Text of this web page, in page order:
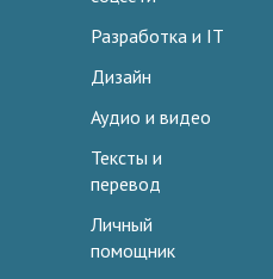
Разработка и IT
Дизайн
Аудио и видео
Тексты и
перевод
Личный
помощник